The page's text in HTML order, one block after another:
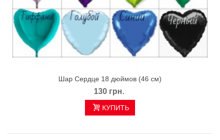
Шар Сердце 18 дюймов (46 см)
130 грн.
КУПИТЬ